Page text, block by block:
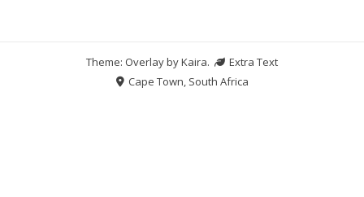
Theme: Overlay byKaira.
Extra Text
Cape Town, South Africa